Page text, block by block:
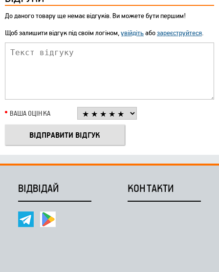
До даного товару ще немає відгуків. Ви можете бути першим!
Щоб залишити відгук під своїм логіном,увійдітьабозареєструйтеся.
ВАША ОЦІНКА
ВІДВІДАЙ КОНТАКТИ